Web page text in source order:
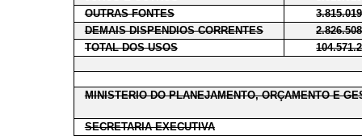
OUTRAS FONTES
3.815.019
DEMAIS DISPENDIOS CORRENTES
2.826.508
TOTAL DOS USOS
MINISTERIO DO PLANEJAMENTO, ORÇAMENTO E
SECRETARIA EXECUTIVA